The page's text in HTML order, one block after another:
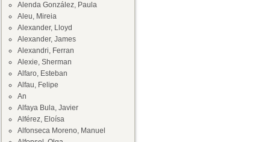
Alenda González, Paula
Aleu, Mireia
Alexander, Lloyd
Alexander, James
Alexandri, Ferran
Alexie, Sherman
Alfaro, Esteban
Alfau, Felipe
An
Alfaya Bula, Javier
Alférez, Eloísa
Alfonseca Moreno, Manuel